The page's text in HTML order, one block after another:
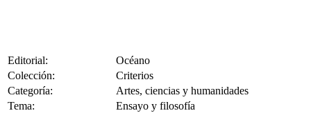
Editorial:
Océano
Colección:
Criterios
Categoría:
Artes, ciencias y humanidades
Tema:
Ensayo y filosofía